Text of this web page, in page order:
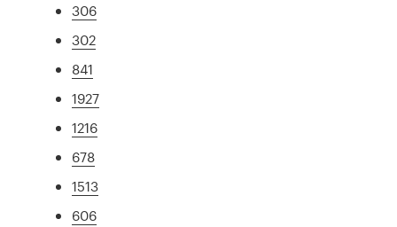
306
302
841
1927
1216
678
1513
606